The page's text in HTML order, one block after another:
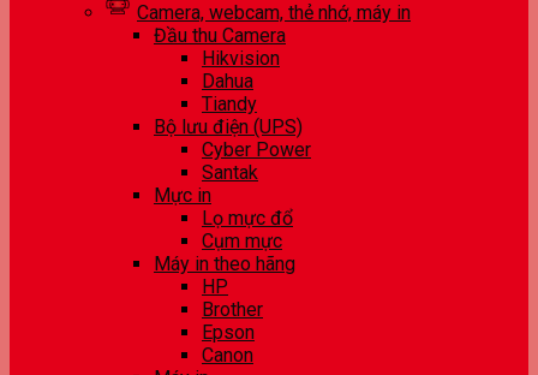
Camera, webcam, thẻ nhớ, máy in
Đầu thu Camera
Hikvision
Dahua
Tiandy
Bộ lưu điện (UPS)
Cyber Power
Santak
Mực in
Lọ mực đổ
Cụm mực
Máy in theo hãng
HP
Brother
Epson
Canon